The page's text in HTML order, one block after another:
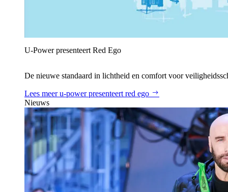
U‑Power presenteert Red Ego
De nieuwe standaard in lichtheid en comfort voor
Lees meeru‑power presenteert red ego
Nieuws